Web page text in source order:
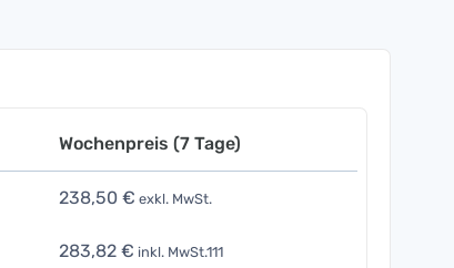
Wochenpreis (7 Tage)
238,50 € exkl. MwSt.
283,82 € inkl. MwSt.111